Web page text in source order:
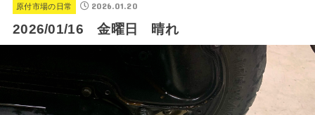
原付市場の日常 2026.01.20
2026/01/16 金曜日 晴れ